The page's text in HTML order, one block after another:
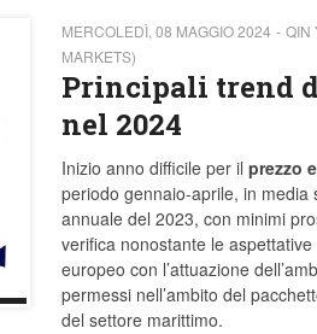
MERCOLEDÌ, 08 MAGGIO 2024
QIN
MARKETS)
Principali trend
nel 2024
Inizio anno difficile per il prezzo
periodo gennaio-aprile, in
annuale del 2023, con minimi
verifica nonostante le
europeo con l’attuazione
permessi nell’ambito del
del settore marittimo.